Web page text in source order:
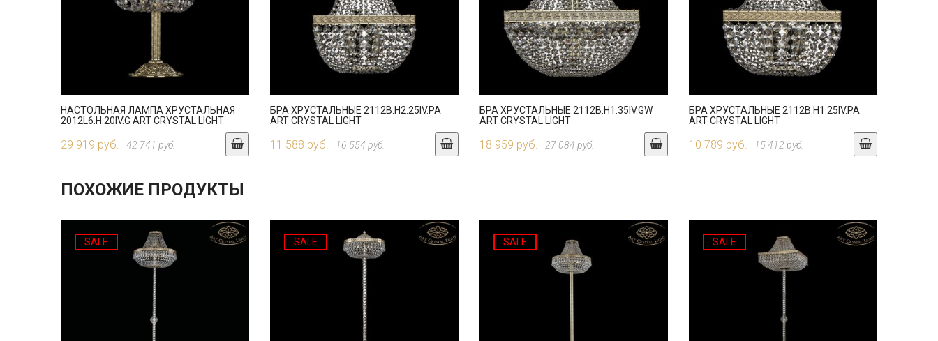
НАСТОЛЬНАЯ ЛАМПА ХРУСТАЛЬНАЯ
2012L6.H.20IV.G ART CRYSTAL LIGHT
29 919 руб. 42 741 руб.
БРА ХРУСТАЛЬНЫЕ 2112B.H2.25IV.PA
ART CRYSTAL LIGHT
11 588 руб. 16 554 руб.
БРА ХРУСТАЛЬНЫЕ 2112B.H1.35IV.GW
ART CRYSTAL LIGHT
18 959 руб. 27 084 руб.
БРА ХРУСТАЛЬНЫЕ 2112B.H1.25IV.PA
ART CRYSTAL LIGHT
10 789 руб. 15 412 руб.
ПОХОЖИЕ ПРОДУКТЫ
SALE SALE SALE SALE